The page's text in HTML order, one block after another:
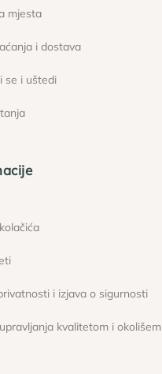
mjesta
i dostava
se i uštedi
i izjava o sigurnosti
kvalitetom i okolišem